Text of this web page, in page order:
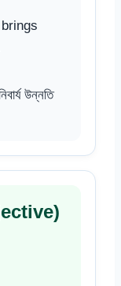
উন্নতি